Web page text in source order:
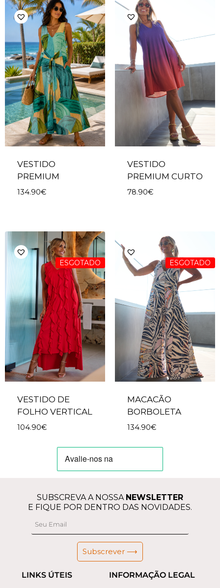
VESTIDO
PREMIUM
134.90€
VESTIDO
PREMIUM CURTO
78.90€
ESGOTADO
VESTIDO DE
FOLHO VERTICAL
104.90€
ESGOTADO
MACACÃO
BORBOLETA
134.90€
INFORMAÇÃO LEGAL
LINKS ÚTEIS
SUBSCREVA A NOSSA NEWSLETTER
E FIQUE POR DENTRO DAS NOVIDADES.
Subscrever ⟶